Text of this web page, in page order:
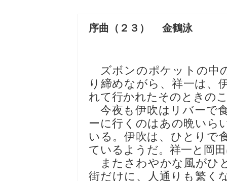
序曲（２３） 金鶴泳
ズボンのポケットの中
り締めながら、祥一は、
れて行かれたそのときの
今夜も伊吹はリバーで
ーに行くのはあの晩いら
いる。伊吹は、ひとりで
ているようだ。祥一と岡
またさわやかな風がひ
街だけに、人通りも繁く